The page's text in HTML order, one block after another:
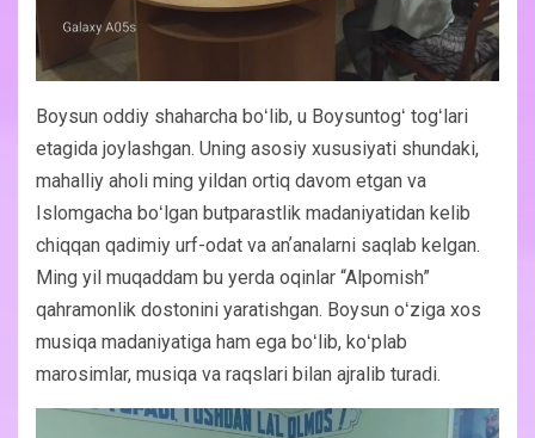
Boysun oddiy shaharcha boʻlib, u Boysuntogʻ togʻlari
etagida joylashgan. Uning asosiy xususiyati shundaki,
mahalliy aholi ming yildan ortiq davom etgan va
Islomgacha boʻlgan butparastlik madaniyatidan kelib
chiqqan qadimiy urf-odat va anʼanalarni saqlab kelgan.
Ming yil muqaddam bu yerda oqinlar “Alpomish”
qahramonlik dostonini yaratishgan. Boysun oʻziga xos
musiqa madaniyatiga ham ega boʻlib, koʻplab
marosimlar, musiqa va raqslari bilan ajralib turadi.